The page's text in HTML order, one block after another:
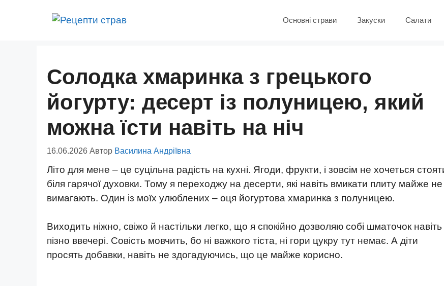
Основні страви Закуски Салати
Солодка хмаринка з грецького
йогурту: десерт із полуницею, який
можна їсти навіть на ніч
16.06.2026 Автор Василина Андріївна
Літо для мене – це суцільна радість на кухні. Ягоди, фрукти, і зовсім не хочеться
біля гарячої духовки. Тому я переходжу на десерти, які навіть вмикати плиту майже не
вимагають. Один із моїх улюблених – оця йогуртова хмаринка з полуницею.
Виходить ніжно, свіжо й настільки легко, що я спокійно дозволяю собі шматочок навіть
пізно ввечері. Совість мовчить, бо ні важкого тіста, ні гори цукру тут немає. А діти
просять добавки, навіть не здогадуючись, що це майже корисно.